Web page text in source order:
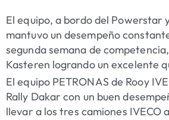
El equipo, a bordo del Powerstar
mantuvo un desempeño
segunda semana de
Kasteren logrando un excelente
El equipo PETRONAS de Rooy
Rally Dakar con un buen
llevar a los tres camiones IVECO